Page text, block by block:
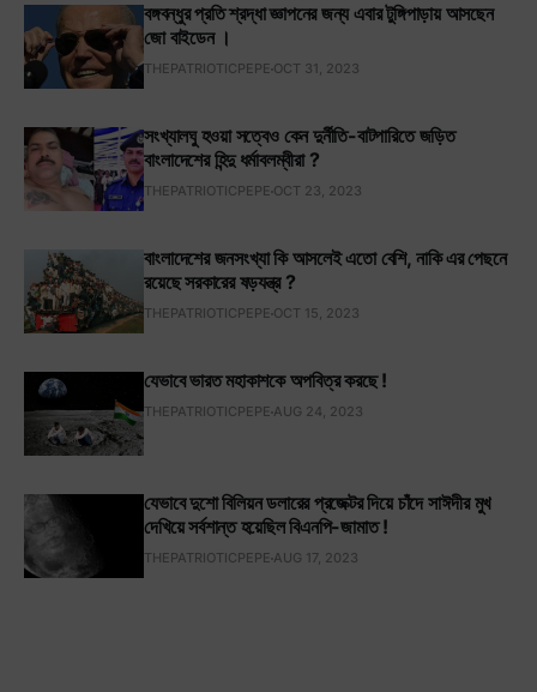
বঙ্গবন্ধুর প্রতি শ্রদ্ধা জ্ঞাপনের জন্য এবার টুঙ্গিপাড়ায় আসছেন
জো বাইডেন ।
THEPATRIOTICPEPE OCT 31, 2023
সংখ্যালঘু হওয়া সত্বেও কেন দুর্নীতি-বাটপারিতে জড়িত
বাংলাদেশের হিন্দু ধর্মাবলম্বীরা ?
THEPATRIOTICPEPE OCT 23, 2023
বাংলাদেশের জনসংখ্যা কি আসলেই এতো বেশি, নাকি এর পেছনে
রয়েছে সরকারের ষড়যন্ত্র ?
THEPATRIOTICPEPE OCT 15, 2023
যেভাবে ভারত মহাকাশকে অপবিত্র করছে !
THEPATRIOTICPEPE AUG 24, 2023
যেভাবে দুশো বিলিয়ন ডলারের প্রজেক্টর দিয়ে চাঁদে সাঈদীর মুখ
দেখিয়ে সর্বশান্ত হয়েছিল বিএনপি-জামাত !
THEPATRIOTICPEPE AUG 17, 2023